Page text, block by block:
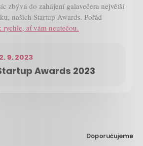
zbývá do zahájení galavečera největší
našich Startup Awards. Pořád
rychle, ať vám neutečou.
9. 2023
Awards 2023
Doporučujeme